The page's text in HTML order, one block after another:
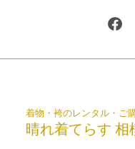
着物・袴のレンタル・ご
晴れ着てらす 相